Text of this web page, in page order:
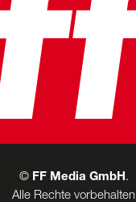
© FF Media GmbH.
Alle Rechte vorbehalten